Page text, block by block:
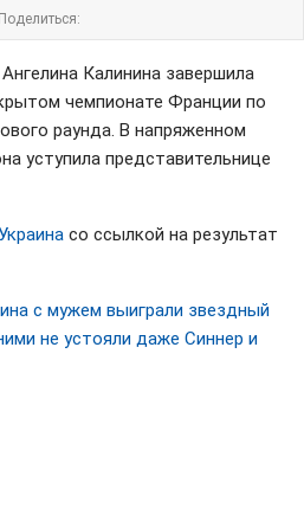
Поделиться:
Калинина завершила
чемпионате Франции по
раунда. В напряженном
уступила представительнице
со ссылкой на результат
с мужем выиграли звездный
не устояли даже Синнер и